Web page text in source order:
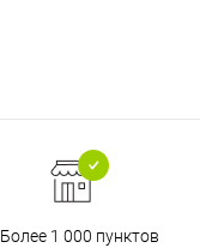
Более 1 000 пунктов